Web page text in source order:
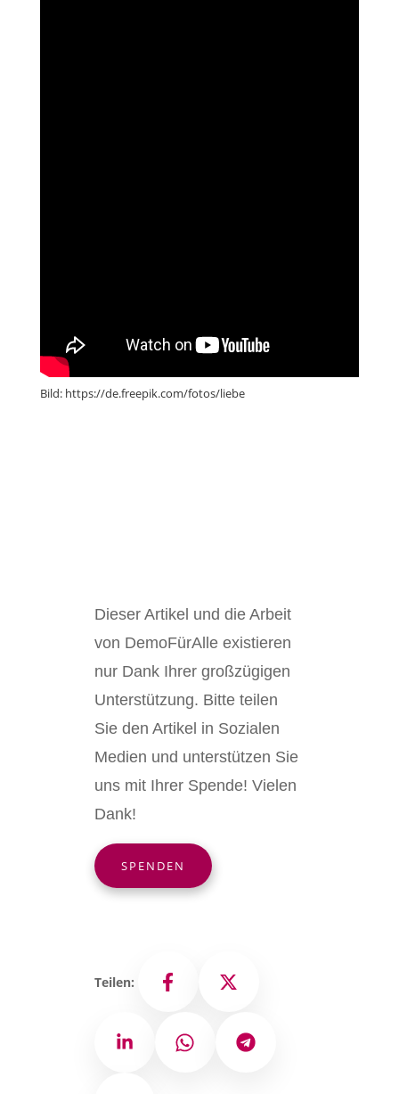
Bild: https://de.freepik.com/fotos/liebe
Dieser Artikel und die Arbeit
von DemoFürAlle existieren
nur Dank Ihrer großzügigen
Unterstützung. Bitte teilen
Sie den Artikel in Sozialen
Medien und unterstützen Sie
uns mit Ihrer Spende! Vielen
Dank!
SPENDEN
Teilen: Facebook X
LinkedIn WhatsAppTelegram